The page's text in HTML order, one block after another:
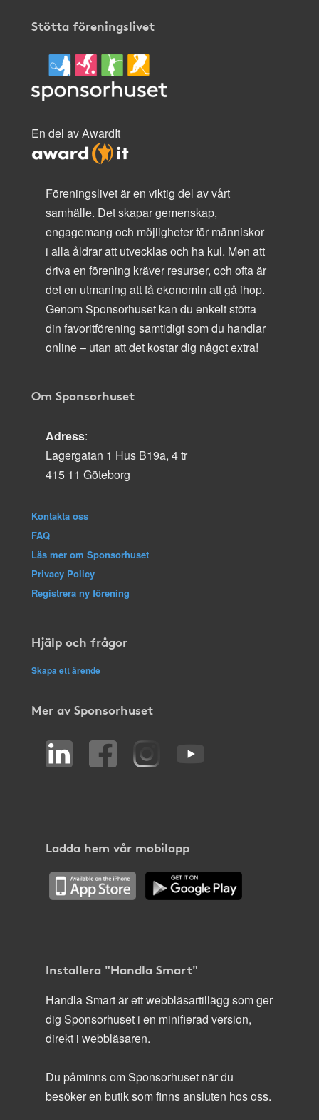
Stötta föreningslivet
En del av AwardIt
Föreningslivet är en viktig del av vårt
samhälle. Det skapar gemenskap,
engagemang och möjligheter för människor
i alla åldrar att utvecklas och ha kul. Men att
driva en förening kräver resurser, och ofta är
det en utmaning att få ekonomin att gå ihop.
Genom Sponsorhuset kan du enkelt stötta
din favoritförening samtidigt som du handlar
online – utan att det kostar dig något extra!
Om Sponsorhuset
Adress:
Lagergatan 1 Hus B19a, 4 tr
415 11 Göteborg
Kontakta oss
FAQ
Läs mer om Sponsorhuset
Privacy Policy
Registrera ny förening
Hjälp och frågor
Skapa ett ärende
Mer av Sponsorhuset
Ladda hem vår mobilapp
Installera "Handla Smart"
Handla Smart är ett webbläsartillägg som ger
dig Sponsorhuset i en minifierad version,
direkt i webbläsaren.
Du påminns om Sponsorhuset när du
besöker en butik som finns ansluten hos oss.